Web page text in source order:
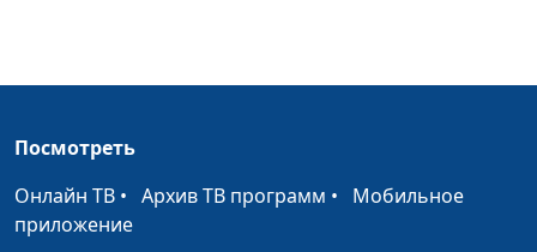
прощение грехов
просвещения
Посмотреть
Онлайн ТВ • Архив ТВ программ • Мобильное
приложение